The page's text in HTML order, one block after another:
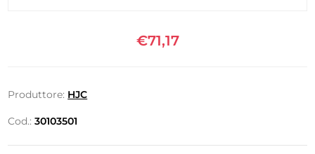
€71,17
Produttore: HJC
Cod.: 30103501